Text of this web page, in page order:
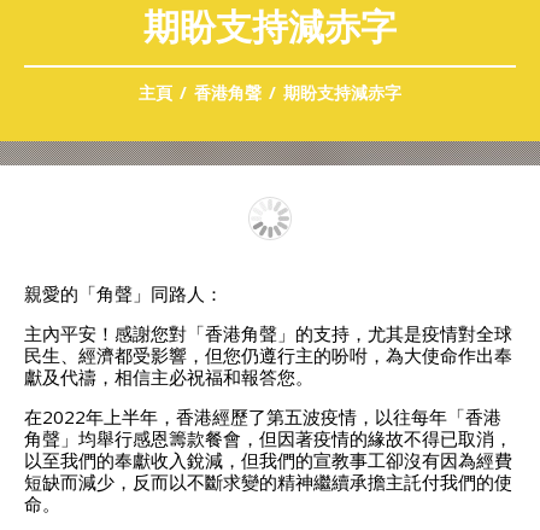
期盼支持減赤字
主頁 香港角聲 期盼支持減赤字
親愛的「角聲」同路人：
主內平安！感謝您對「香港角聲」的支持，尤其是疫情對全球
民生、經濟都受影響，但您仍遵行主的吩咐，為大使命作出奉
獻及代禱，相信主必祝福和報答您。
在2022年上半年，香港經歷了第五波疫情，以往每年「香港
角聲」均舉行感恩籌款餐會，但因著疫情的緣故不得已取消，
以至我們的奉獻收入銳減，但我們的宣教事工卻沒有因為經費
短缺而減少，反而以不斷求變的精神繼續承擔主託付我們的使
命。